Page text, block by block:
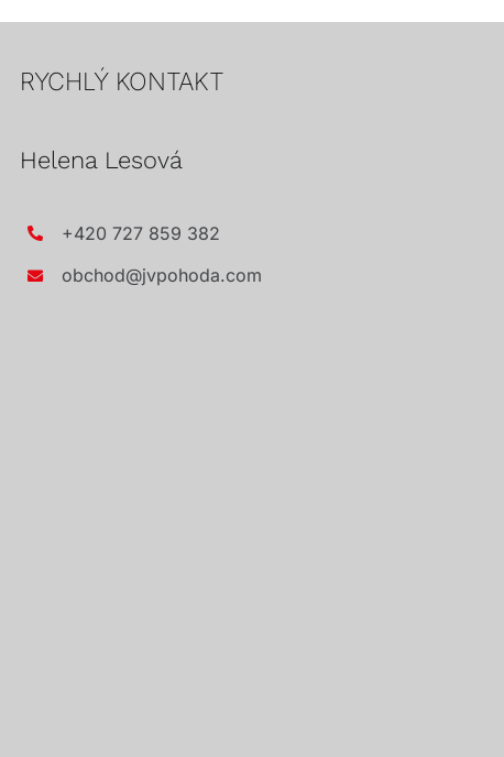
RYCHLÝ KONTAKT
Helena Lesová
+420 727 859 382
obchod@jvpohoda.com